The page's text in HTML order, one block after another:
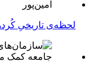
لحظه‌ی تاریخیِ